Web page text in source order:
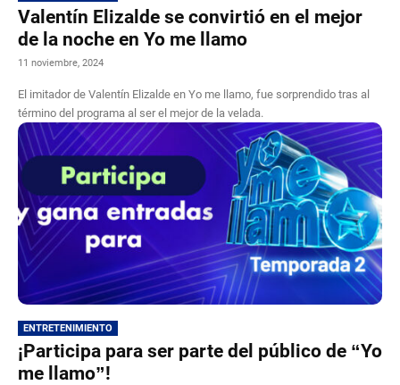
Valentín Elizalde se convirtió en el mejor
de la noche en Yo me llamo
11 noviembre, 2024
El imitador de Valentín Elizalde en Yo me llamo, fue sorprendido tras al
término del programa al ser el mejor de la velada.
ENTRETENIMIENTO
¡Participa para ser parte del público de “Yo
me llamo”!